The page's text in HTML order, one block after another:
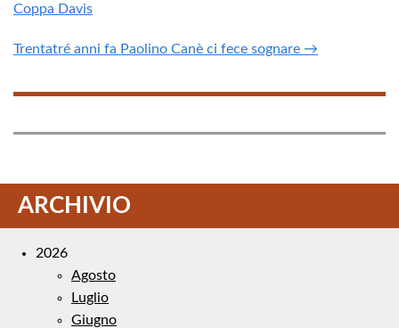
Coppa Davis
Trentatré anni fa Paolino Canè ci fece sognare →
ARCHIVIO
2026
Agosto
Luglio
Giugno